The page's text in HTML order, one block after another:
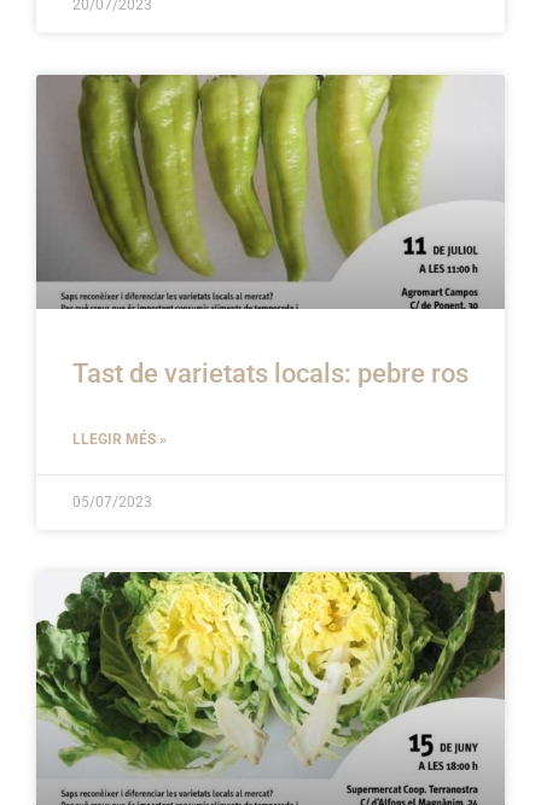
20/07/2023
Tast de varietats locals: pebre ros
LLEGIR MÉS »
05/07/2023